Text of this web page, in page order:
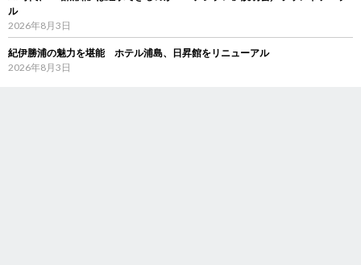
ル
2026年8月3日
紀伊勝浦の魅力を堪能 ホテル浦島、日昇館をリニューアル
2026年8月3日